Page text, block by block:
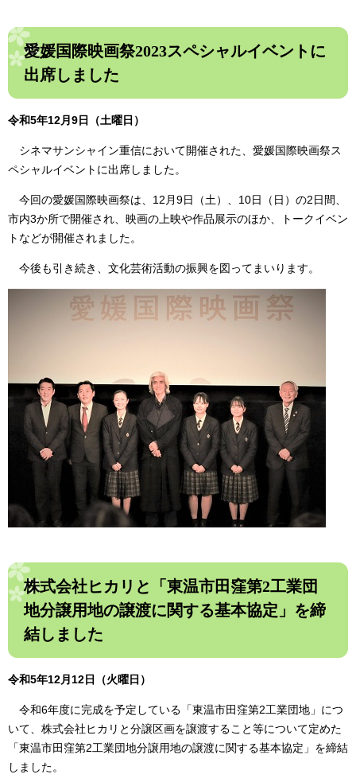
愛媛国際映画祭2023スペシャルイベントに
出席しました
令和5年12月9日（土曜日）
シネマサンシャイン重信において開催された、愛媛国際映画祭ス
ペシャルイベントに出席しました。
今回の愛媛国際映画祭は、12月9日（土）、10日（日）の2日間、
市内3か所で開催され、映画の上映や作品展示のほか、トークイベン
トなどが開催されました。
今後も引き続き、文化芸術活動の振興を図ってまいります。
株式会社ヒカリと「東温市田窪第2工業団
地分譲用地の譲渡に関する基本協定」を締
結しました
令和5年12月12日（火曜日）
令和6年度に完成を予定している「東温市田窪第2工業団地」につ
いて、株式会社ヒカリと分譲区画を譲渡すること等について定めた
「東温市田窪第2工業団地分譲用地の譲渡に関する基本協定」を締結
しました。